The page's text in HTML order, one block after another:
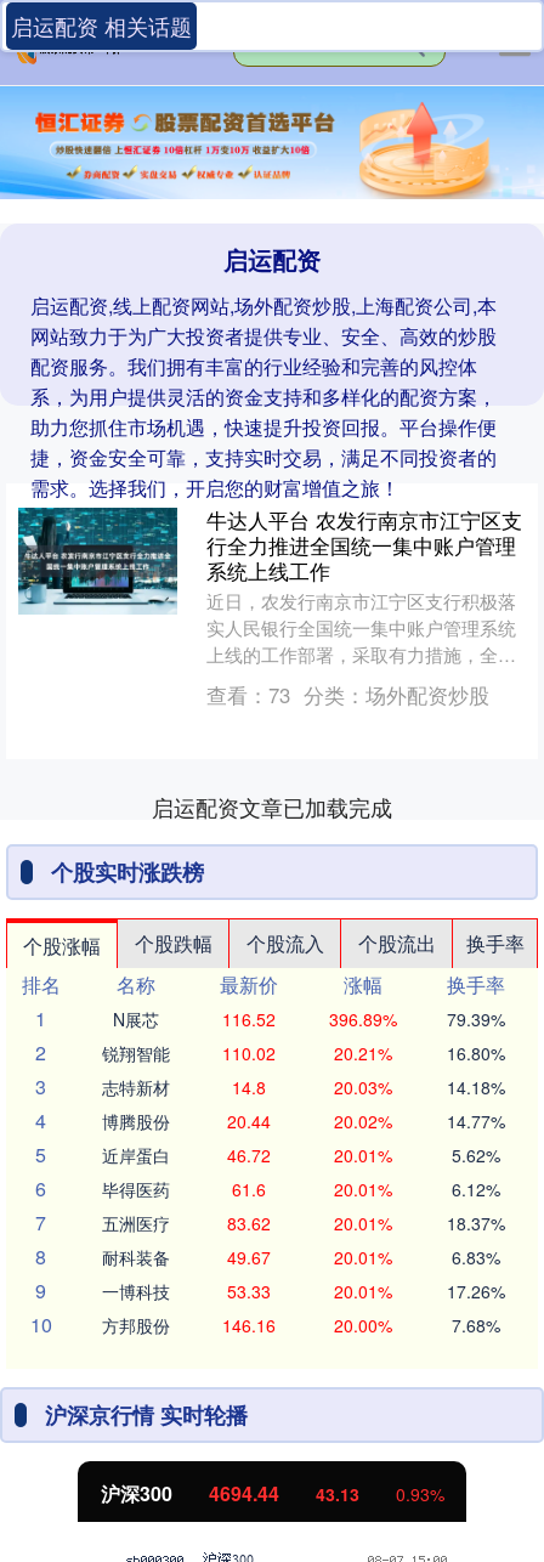
启运配资
启运配资,线上配资网站,场外配资炒股,上海配资公司,本
网站致力于为广大投资者提供专业、安全、高效的炒股
配资服务。我们拥有丰富的行业经验和完善的风控体
系，为用户提供灵活的资金支持和多样化的配资方案，
助力您抓住市场机遇，快速提升投资回报。平台操作便
捷，资金安全可靠，支持实时交易，满足不同投资者的
需求。选择我们，开启您的财富增值之旅！
启运配资 相关话题
牛达人平台 农发行南京市江宁区支
行全力推进全国统一集中账户管理
系统上线工作
近日，农发行南京市江宁区支行积极落
实人民银行全国统一集中账户管理系统
上线的工作部署，采取有力措施，全力
推进和保障上线工作的顺利开展，为提
升账户管理水平、保障金融....
查看： 73 分类： 场外配资炒股
启运配资文章已加载完成
个股实时涨跌榜
个股涨幅 个股跌幅 个股流入 个股流出
换手率
排名
名称 最新价 涨幅
换手率
1
N展芯 116.52 396.89% 79.39%
2 锐翔智能 110.02 20.21% 16.80%
3 志特新材 14.8 20.03% 14.18%
4 博腾股份 20.44 20.02% 14.77%
5 近岸蛋白 46.72 20.01% 5.62%
6 毕得医药 61.6 20.01% 6.12%
7 五洲医疗 83.62 20.01% 18.37%
8 耐科装备 49.67 20.01% 6.83%
9 一博科技 53.33 20.01% 17.26%
10 方邦股份 146.16 20.00% 7.68%
沪深京行情 实时轮播
沪深300 4694.44 43.13 0.93%